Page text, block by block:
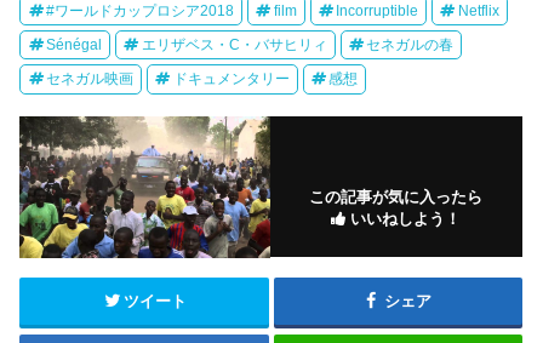
#ワールドカップロシア2018 film Incorruptible Netflix
Sénégal エリザベス・C・バサヒリィ セネガルの春
セネガル映画 ドキュメンタリー 感想
この記事が気に入ったら
いいねしよう！
ツイート シェア